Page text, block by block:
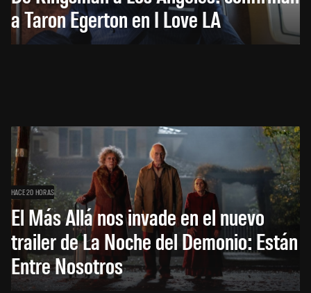
a Taron Egerton en I Love LA
HACE 20 HORAS
El Más Allá nos invade en el nuevo
trailer de La Noche del Demonio: Están
Entre Nosotros